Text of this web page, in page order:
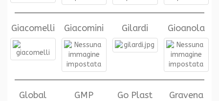
Giacomelli Giacomini Gilardi Gioanola
Global GMP Go Plast Gravena